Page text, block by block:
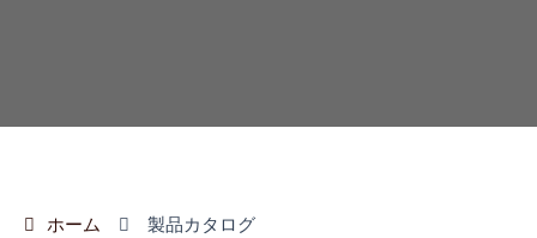
ホーム 製品カタログ